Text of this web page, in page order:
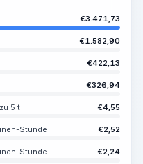
€3.471,73
€1.582,90
€422,13
€326,94
5 t €4,55
Stunde €2,52
Stunde €2,24